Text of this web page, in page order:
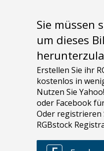
Sie müssen
um dieses